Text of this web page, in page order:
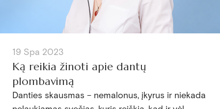
19 Spa 2023
Ką reikia žinoti apie dantų
plombavimą
Danties skausmas – nemalonus, įkyrus ir niekada